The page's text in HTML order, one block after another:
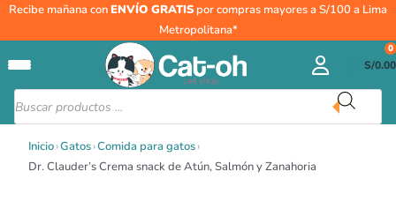
Recibe mañana conENVÍO GRATIS por compras mayores a S/100 a Lima
Metropolitana*
Búsqueda
de
productos
S/0.00
0
Inicio›Gatos›Comida para gatos›
Dr. Clauder’s Crema snack de Atún, Salmón y Zanahoria